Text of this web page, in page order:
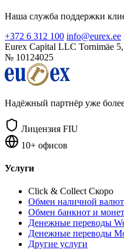
Наша служба поддержки
+372 6 312 100 info@eurex.ee
Eurex Capital LLC Tornimäe
№ 10124025
Надёжный партнёр уже
Лицензия FIU
10+ офисов
Услуги
Click & Collect Скоро
Обмен наличной
Обмен банкнот и монет
Денежные переводы
Денежные переводы
Другие услуги